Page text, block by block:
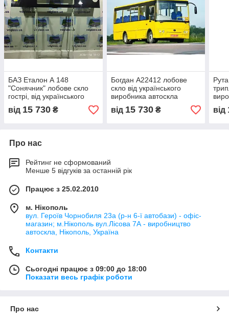
БАЗ Еталон А 148
"Сонячник" лобове скло
гострі, від українського
виробника автостекла
від 15 730 ₴
Богдан А22412 лобове
скло від українського
виробника автоскла
від 15 730₴ від
Про нас
Рейтинг не сформований
Менше 5 відгуків за останній рік
Працює з 25.02.2010
м. Нікополь
вул. Героїв Чорнобиля 23а (р-н 6-ї автобази) - офіс-
магазин; м.Нікополь вул.Лісова 7А - виробництво
автоскла, Нікополь, Україна
Контакти
Сьогодні працює з 09:00 до 18:00
Показати весь графік роботи
Про нас